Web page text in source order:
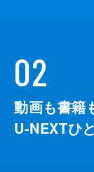
02
動画も書籍
U-NEXTひ